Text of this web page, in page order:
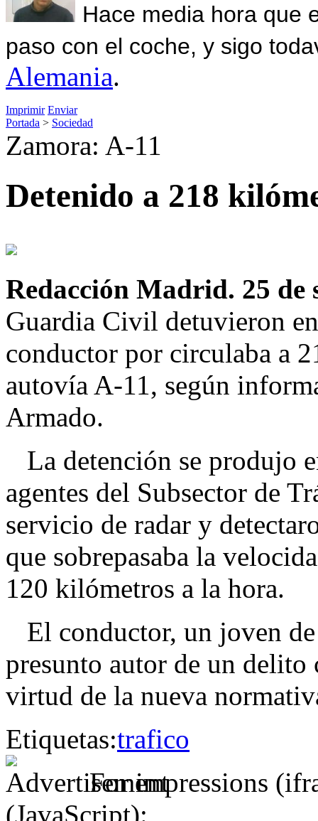
Hace media hora que
paso con el coche, y sigo
Alemania.
Imprimir Enviar
Portada > Sociedad
Zamora: A-11
Detenido a 218
Redacción Madrid. 25 de
Guardia Civil detuvieron
conductor por circulaba a
autovía A-11, según
Armado.
La detención se produjo
agentes del Subsector de
servicio de radar y
que sobrepasaba la
120 kilómetros a la hora.
El conductor, un joven
presunto autor de un
virtud de la nueva
Etiquetas:trafico
For impressions
(JavaScript):